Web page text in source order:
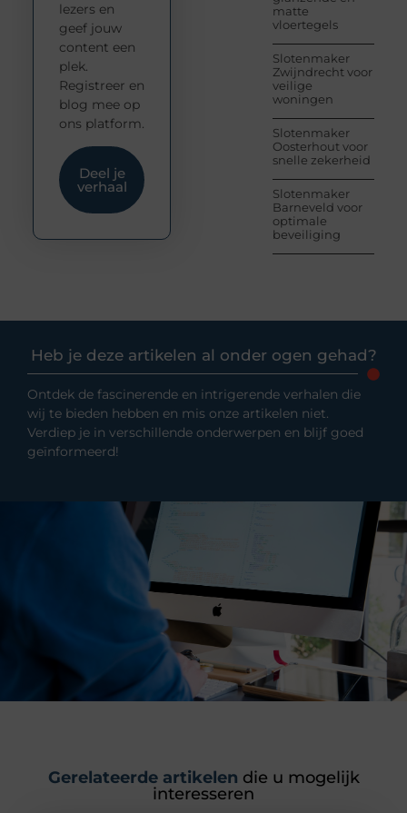
matte
vloertegels
Slotenmaker
Zwijndrecht voor
veilige
woningen
Slotenmaker
Oosterhout voor
snelle zekerheid
Slotenmaker
Barneveld voor
optimale
beveiliging
lezers en
geef jouw
content een
plek.
Registreer en
blog mee op
ons platform.
Deel je
verhaal
Heb je deze artikelen al onder ogen gehad?
Ontdek de fascinerende en intrigerende verhalen die
wij te bieden hebben en mis onze artikelen niet.
Verdiep je in verschillende onderwerpen en blijf goed
geïnformeerd!
Gerelateerde artikelen die u mogelijk
interesseren